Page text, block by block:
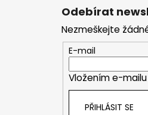
Odebírat
Nezmeškejte
E-mail
Vložením e-
PŘIHLÁSIT SE